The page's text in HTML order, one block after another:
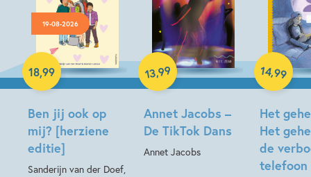
19-08-2026
Ben jij ook op
mij? [herziene
editie]
Sanderijn van der Doef,
18,99
Hardcover
Annet Jacobs –
De TikTok Dans
Annet Jacobs
13,99
Hardcover
Het
Het
de
telefoon
14,99
Hardcover